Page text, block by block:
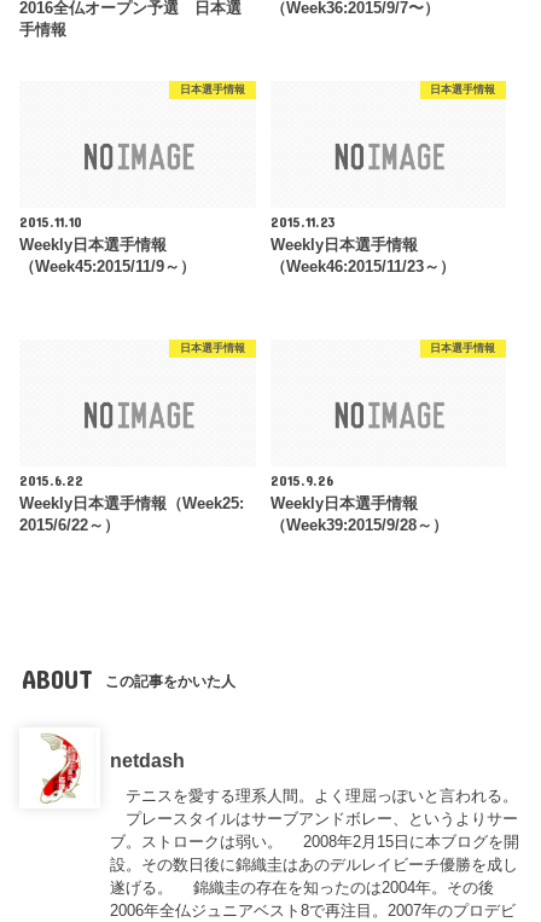
2016全仏オープン予選 日本選
手情報
（Week36:2015/9/7〜）
日本選手情報
2015.11.10
Weekly日本選手情報
（Week45:2015/11/9～）
日本選手情報
2015.11.23
Weekly日本選手情報
（Week46:2015/11/23～）
日本選手情報
2015.6.22
Weekly日本選手情報（Week25:
2015/6/22～）
日本選手情報
2015.9.26
Weekly日本選手情報
（Week39:2015/9/28～）
ABOUT この記事をかいた人
netdash
テニスを愛する理系人間。よく理屈っぽいと言われる。
プレースタイルはサーブアンドボレー、というよりサー
ブ。ストロークは弱い。 2008年2月15日に本ブログを開
設。その数日後に錦織圭はあのデルレイビーチ優勝を成し
遂げる。 錦織圭の存在を知ったのは2004年。その後
2006年全仏ジュニアベスト8で再注目。2007年のプロデビ